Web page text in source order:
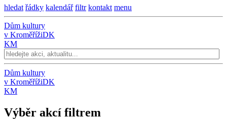
hledat řádky kalendář filtr kontakt menu
Dům kultury
v KroměřížiDK
KM
Dům kultury
v KroměřížiDK
KM
Výběr akcí filtrem